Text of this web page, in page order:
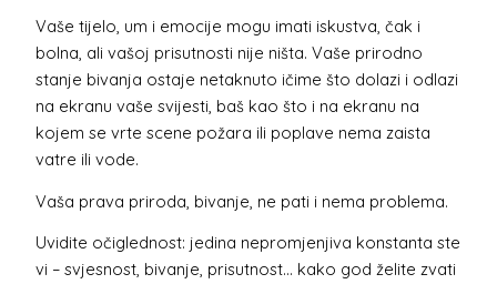
Vaše tijelo, um i emocije mogu imati iskustva, čak i
bolna, ali vašoj prisutnosti nije ništa. Vaše prirodno
stanje bivanja ostaje netaknuto ičime što dolazi i odlazi
na ekranu vaše svijesti, baš kao što i na ekranu na
kojem se vrte scene požara ili poplave nema zaista
vatre ili vode.
Vaša prava priroda, bivanje, ne pati i nema problema.
Uvidite očiglednost: jedina nepromjenjiva konstanta ste
vi – svjesnost, bivanje, prisutnost… kako god želite zvati